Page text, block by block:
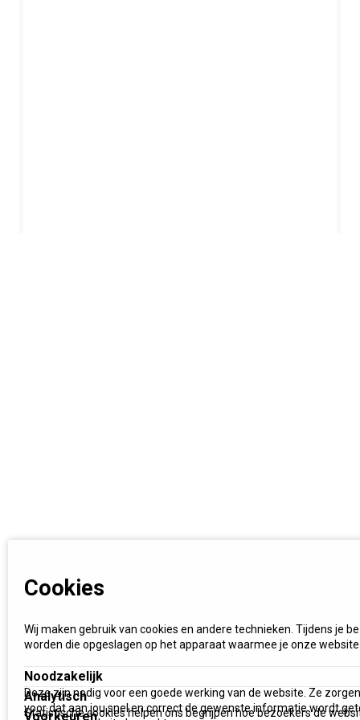
Cookies
Wij maken gebruik van cookies en andere technieken. Tijdens je
worden die opgeslagen op het apparaat waarmee je onze
Noodzakelijk
Deze zijn nodig voor een goede werking van de website. Ze
voor dat aan jou snel en correct de gewenste informatie wordt
Analytisch
Statistische cookies helpen ons begrijpen hoe bezoekers de
Voorkeuren